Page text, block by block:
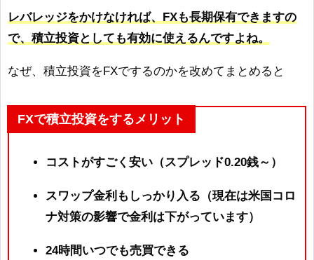
レバレッジをかけなければ、FXも長期保有できますの
で、積立投資としても有効に使えるんですよね。
なぜ、積立投資をFXでするのかを改めてまとめると
FXで積立投資をするメリット
コストがすごく安い（スプレッド0.20銭～）
スワップ金利もしっかり入る（現在は米国コロ
ナ対策の影響で金利は下がっています）
24時間いつでも売買できる